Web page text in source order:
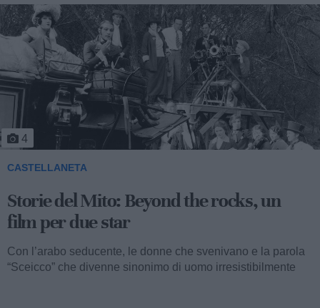
5
CASTELLANETA
Storie del Mito: Uno sceicco esuberante
Valentino fu consacrato attore internazionale, come abbiamo
visto, con il film “I quattro cavalieri dell’Apocalisse”. Così
cominciava...